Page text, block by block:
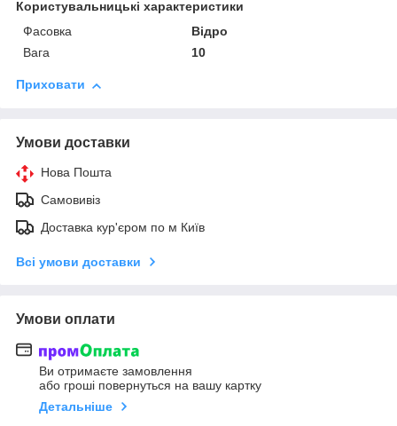
Користувальницькі характеристики
Фасовка
Відро
Вага
10
Приховати
Умови доставки
Нова Пошта
Самовивіз
Доставка кур'єром по м Київ
Всі умови доставки
Умови оплати
Ви отримаєте замовлення
або гроші повернуться на вашу картку
Детальніше